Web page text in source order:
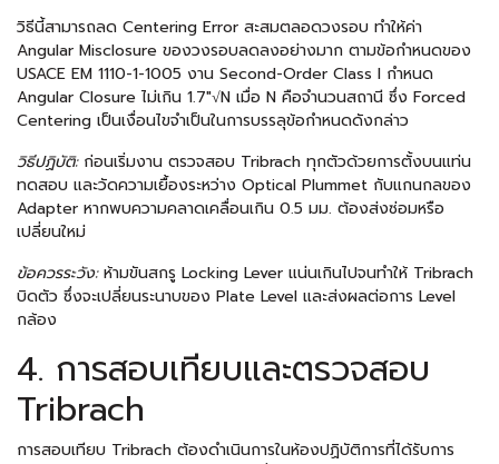
วิธีนี้สามารถลด Centering Error สะสมตลอดวงรอบ ทำให้ค่า
Angular Misclosure ของวงรอบลดลงอย่างมาก ตามข้อกำหนดของ
USACE EM 1110-1-1005 งาน Second-Order Class I กำหนด
Angular Closure ไม่เกิน 1.7″√N เมื่อ N คือจำนวนสถานี ซึ่ง Forced
Centering เป็นเงื่อนไขจำเป็นในการบรรลุข้อกำหนดดังกล่าว
วิธีปฏิบัติ:ก่อนเริ่มงาน ตรวจสอบ Tribrach ทุกตัวด้วยการตั้งบนแท่น
ทดสอบ และวัดความเยื้องระหว่าง Optical Plummet กับแกนกลของ
Adapter หากพบความคลาดเคลื่อนเกิน 0.5 มม. ต้องส่งซ่อมหรือ
เปลี่ยนใหม่
ข้อควรระวัง:ห้ามขันสกรู Locking Lever แน่นเกินไปจนทำให้ Tribrach
บิดตัว ซึ่งจะเปลี่ยนระนาบของ Plate Level และส่งผลต่อการ Level
กล้อง
4. การสอบเทียบและตรวจสอบ
Tribrach
การสอบเทียบ Tribrach ต้องดำเนินการในห้องปฏิบัติการที่ได้รับการ